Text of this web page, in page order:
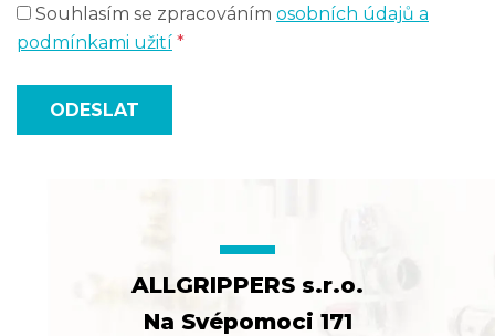
Souhlasím se zpracováním osobních údajů a
podmínkami užití *
ODESLAT
ALLGRIPPERS s.r.o.
Na Svépomoci 171